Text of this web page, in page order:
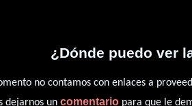
¿Dónde puedo ver
no contamos con enlaces a
dejarnos uncomentario para que le